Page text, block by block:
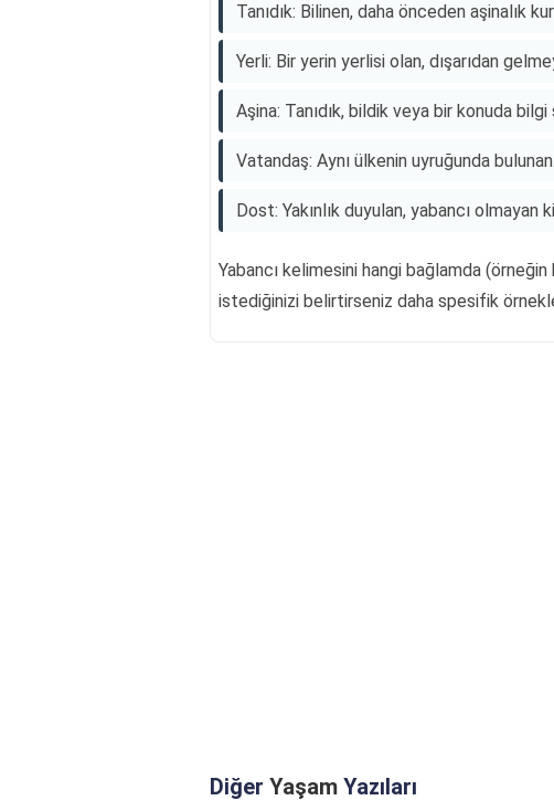
Tanıdık: Bilinen, daha önceden aşinalık
Yerli: Bir yerin yerlisi olan, dışarıdan
Aşina: Tanıdık, bildik veya bir konuda bilgi
Vatandaş: Aynı ülkenin uyruğunda bulunan.
Dost: Yakınlık duyulan, yabancı olmayan
Yabancı kelimesini hangi bağlamda
istediğinizi belirtirseniz daha spesifik
Diğer Yaşam Yazıları